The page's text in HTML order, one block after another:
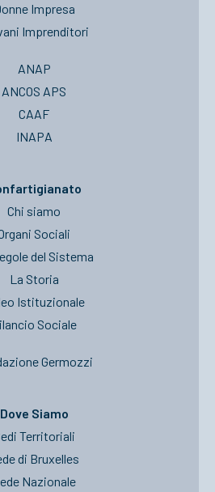
Impresa
Imprenditori
ANAP
ANCOS APS
CAAF
INAPA
Chi siamo
Sociali
del Sistema
La Storia
Istituzionale
Sociale
Germozzi
Dove Siamo
Territoriali
di Bruxelles
Nazionale